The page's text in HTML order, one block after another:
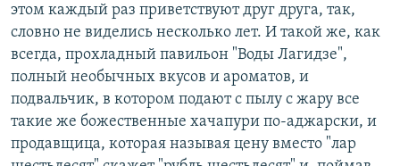
этом каждый раз приветствуют друг друга, так,
словно не виделись несколько лет. И такой же, как
всегда, прохладный павильон "Воды Лагидзе",
полный необычных вкусов и ароматов, и
подвальчик, в котором подают с пылу с жару все
такие же божественные хачапури по-аджарски, и
продавщица, которая называя цену вместо "лар